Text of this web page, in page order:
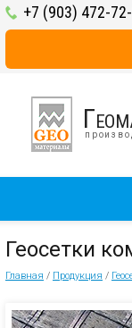
+7 (903) 472-
Геосетки
Главная / Продукция /